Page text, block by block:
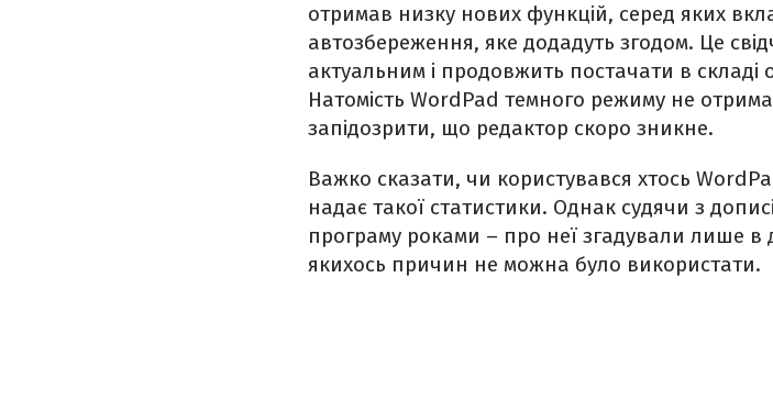
отримав низку нових функцій, серед яких
автозбереження, яке додадуть згодом. Це
актуальним і продовжить постачати в складі
Натомість WordPad темного режиму не
запідозрити, що редактор скоро зникне.
Важко сказати, чи користувався хтось
надає такої статистики. Однак судячи з
програму роками – про неї згадували лише в
якихось причин не можна було використати.